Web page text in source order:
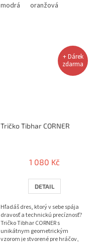
modrá oranžová
+ Dárek
zdarma
Tričko Tibhar CORNER
1 080 Kč
DETAIL
Hľadáš dres, ktorý v sebe spája
dravosť a technickú precíznosť?
Tričko Tibhar CORNER s
unikátnym geometrickým
vzorom je stvorené pre hráčov,